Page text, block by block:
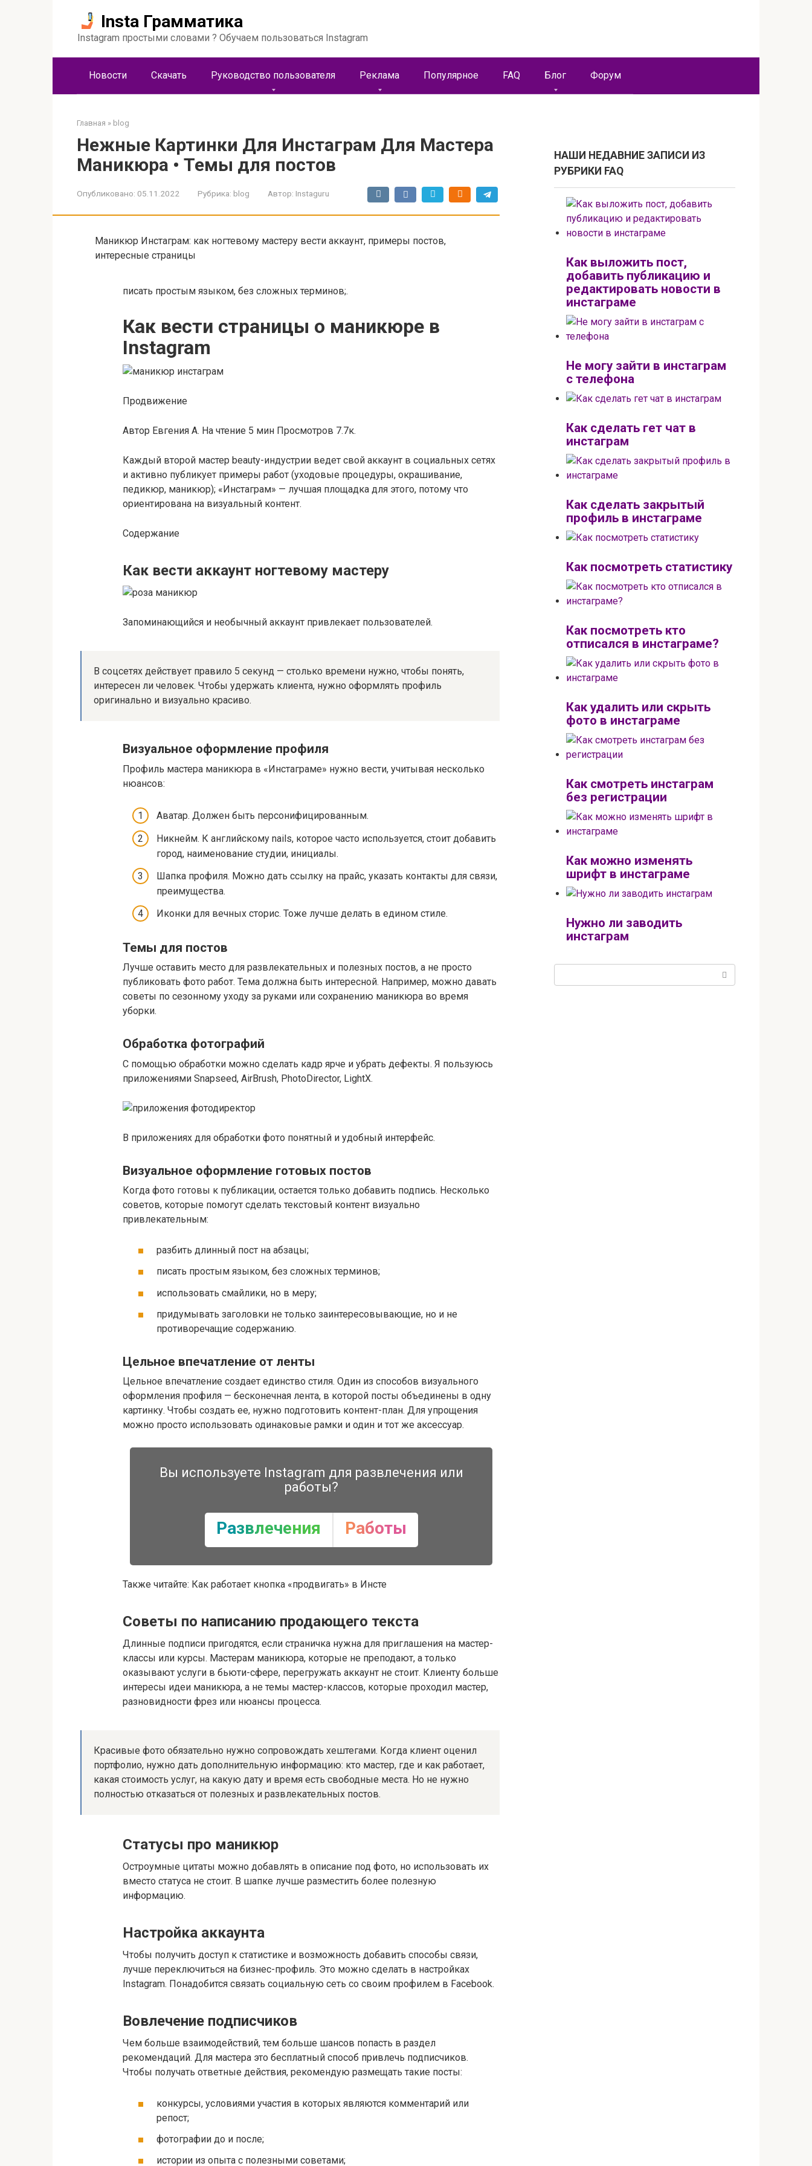
Insta Грамматика
Instagram простыми словами ? Обучаем пользоваться Instagram
Новости Скачать Руководство пользователя Реклама Популярное FAQ Блог Форум
Главная » blog
Нежные Картинки Для Инстаграм Для Мастера
Маникюра • Темы для постов
Опубликовано: 05.11.2022 Рубрика: blog Автор: Instaguru
Маникюр Инстаграм: как ногтевому мастеру вести аккаунт, примеры постов,
интересные страницы
писать простым языком, без сложных терминов;.
Как вести страницы о маникюре в
Instagram
Продвижение
Автор Евгения А. На чтение 5 мин Просмотров 7.7к.
Каждый второй мастер beauty-индустрии ведет свой аккаунт в социальных сетях
и активно публикует примеры работ (уходовые процедуры, окрашивание,
педикюр, маникюр); «Инстаграм» — лучшая площадка для этого, потому что
ориентирована на визуальный контент.
Содержание
Как вести аккаунт ногтевому мастеру
Запоминающийся и необычный аккаунт привлекает пользователей.
В соцсетях действует правило 5 секунд — столько времени нужно, чтобы понять,
интересен ли человек. Чтобы удержать клиента, нужно оформлять профиль
оригинально и визуально красиво.
Визуальное оформление профиля
Профиль мастера маникюра в «Инстаграме» нужно вести, учитывая несколько
нюансов:
Аватар. Должен быть персонифицированным.
Никнейм. К английскому nails, которое часто используется, стоит добавить
город, наименование студии, инициалы.
Шапка профиля. Можно дать ссылку на прайс, указать контакты для связи,
преимущества.
Иконки для вечных сторис. Тоже лучше делать в едином стиле.
Темы для постов
Лучше оставить место для развлекательных и полезных постов, а не просто
публиковать фото работ. Тема должна быть интересной. Например, можно давать
советы по сезонному уходу за руками или сохранению маникюра во время
уборки.
Обработка фотографий
С помощью обработки можно сделать кадр ярче и убрать дефекты. Я пользуюсь
приложениями Snapseed, AirBrush, PhotoDirector, LightX.
В приложениях для обработки фото понятный и удобный интерфейс.
Визуальное оформление готовых постов
Когда фото готовы к публикации, остается только добавить подпись. Несколько
советов, которые помогут сделать текстовый контент визуально
привлекательным:
разбить длинный пост на абзацы;
писать простым языком, без сложных терминов;
использовать смайлики, но в меру;
придумывать заголовки не только заинтересовывающие, но и не
противоречащие содержанию.
Цельное впечатление от ленты
Цельное впечатление создает единство стиля. Один из способов визуального
оформления профиля — бесконечная лента, в которой посты объединены в одну
картинку. Чтобы создать ее, нужно подготовить контент-план. Для упрощения
можно просто использовать одинаковые рамки и один и тот же аксессуар.
Вы используете Instagram для развлечения или
работы?
Развлечения Работы
Также читайте: Как работает кнопка «продвигать» в Инсте
Советы по написанию продающего текста
Длинные подписи пригодятся, если страничка нужна для приглашения на мастер-
классы или курсы. Мастерам маникюра, которые не преподают, а только
оказывают услуги в бьюти-сфере, перегружать аккаунт не стоит. Клиенту больше
интересы идеи маникюра, а не темы мастер-классов, которые проходил мастер,
разновидности фрез или нюансы процесса.
Красивые фото обязательно нужно сопровождать хештегами. Когда клиент оценил
портфолио, нужно дать дополнительную информацию: кто мастер, где и как работает,
какая стоимость услуг, на какую дату и время есть свободные места. Но не нужно
полностью отказаться от полезных и развлекательных постов.
Статусы про маникюр
Остроумные цитаты можно добавлять в описание под фото, но использовать их
вместо статуса не стоит. В шапке лучше разместить более полезную
информацию.
Настройка аккаунта
Чтобы получить доступ к статистике и возможность добавить способы связи,
лучше переключиться на бизнес-профиль. Это можно сделать в настройках
Instagram. Понадобится связать социальную сеть со своим профилем в Facebook.
Вовлечение подписчиков
Чем больше взаимодействий, тем больше шансов попасть в раздел
рекомендаций. Для мастера это бесплатный способ привлечь подписчиков.
Чтобы получать ответные действия, рекомендую размещать такие посты:
конкурсы, условиями участия в которых являются комментарий или
репост;
фотографии до и после;
истории из опыта с полезными советами;
НАШИ НЕДАВНИЕ ЗАПИСИ ИЗ
РУБРИКИ FAQ
Как выложить пост,
добавить публикацию и
редактировать новости в
инстаграме
Не могу зайти в инстаграм
с телефона
Как сделать гет чат в
инстаграм
Как сделать закрытый
профиль в инстаграме
Как посмотреть статистику
Как посмотреть кто
отписался в инстаграме?
Как удалить или скрыть
фото в инстаграме
Как смотреть инстаграм
без регистрации
Как можно изменять
шрифт в инстаграме
Нужно ли заводить
инстаграм